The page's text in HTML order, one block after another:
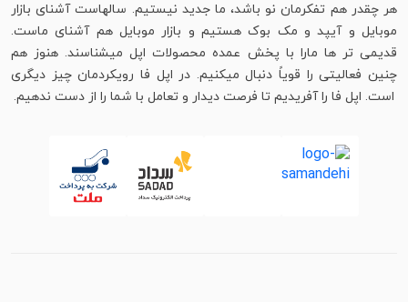
هر چقدر هم تفکرمان نو باشد، ما جدید نیستیم. سالهاست آشنای بازار
موبایل و آیپد و مک بوک هستیم و بازار موبایل هم آشنای ماست.
قدیمی تر ها مارا با پخش عمده محصولات اپل میشناسند. هنوز هم
چنین فعالیتی را قویاً دنبال میکنیم. در اپل فا رویکردمان چیز دیگری
است. اپل فا را آفریدیم تا فرصت دیدار و تعامل با شما را از دست ندهیم.